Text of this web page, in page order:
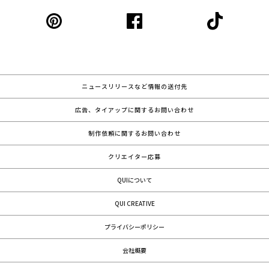
ニュースリリースなど情報の送付先
広告、タイアップに関するお問い合わせ
制作依頼に関するお問い合わせ
クリエイター応募
QUIについて
QUI CREATIVE
プライバシーポリシー
会社概要